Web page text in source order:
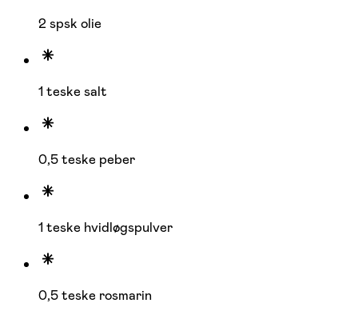
2 spsk olie
1 teske salt
0,5 teske peber
1 teske hvidløgspulver
0,5 teske rosmarin